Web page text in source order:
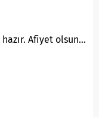
hazır. Afiyet olsun…